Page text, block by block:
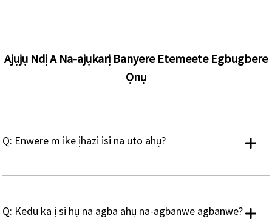
Ajụjụ Ndị A Na-ajụkarị Banyere Etemeete Egbugbere
Ọnụ
Q: Enwere m ike ịhazi isi na uto ahụ?
Q: Kedu ka ị si hụ na agba ahụ na-agbanwe agbanwe?